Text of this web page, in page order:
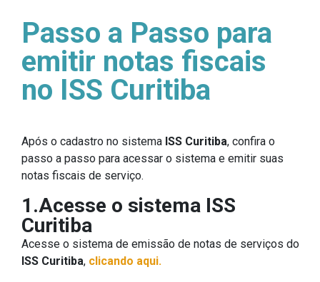
Passo a Passo para
emitir notas fiscais
no ISS Curitiba
Após o cadastro no sistema ISS Curitiba, confira o
passo a passo para acessar o sistema e emitir suas
notas fiscais de serviço.
1.Acesse o sistema ISS
Curitiba
Acesse o sistema de emissão de notas de serviços do
ISS Curitiba, clicando aqui.